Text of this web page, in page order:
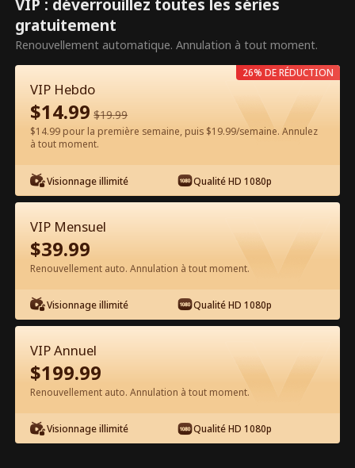
Ce sont des épisodes payants.
Débloquez pour regarder.
60 Débloquer maintenant
Épisode 50 - Les Jeux du Destin
Inverse Film complet
1-50 51-56 Tous les épisodes
48
VIP : déverrouillez toutes les séries
gratuitement
Renouvellement automatique. Annulation à tout moment.
VIP Hebdo
$14.99 $19.99
$14.99 pour la première semaine, puis $19.99/semaine. Annulez
à tout moment.
Visionnage illimité Qualité HD 1080p
26% DE RÉDUCTION
VIP Mensuel
$39.99
Renouvellement auto. Annulation à tout moment.
Visionnage illimité Qualité HD 1080p
VIP Annuel
$199.99
Renouvellement auto. Annulation à tout moment.
Visionnage illimité Qualité HD 1080p